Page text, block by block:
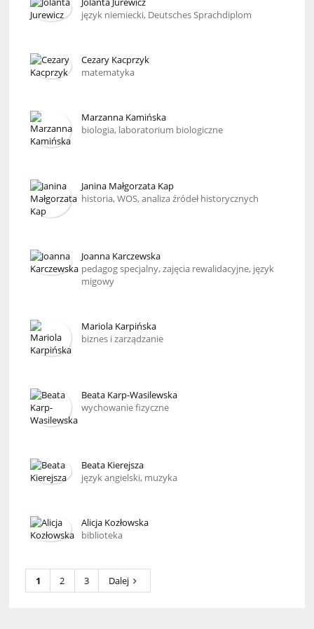
język niemiecki, Deutsches Sprachdiplom
Cezary Kacprzyk
matematyka
Marzanna Kamińska
biologia, laboratorium biologiczne
Janina Małgorzata Kap
historia, WOS, analiza źródeł historycznych
Joanna Karczewska
pedagog specjalny, zajęcia rewalidacyjne, język
migowy
Mariola Karpińska
biznes i zarządzanie
Beata Karp-Wasilewska
wychowanie fizyczne
Beata Kierejsza
język angielski, muzyka
Alicja Kozłowska
biblioteka
1 2 3 Dalej